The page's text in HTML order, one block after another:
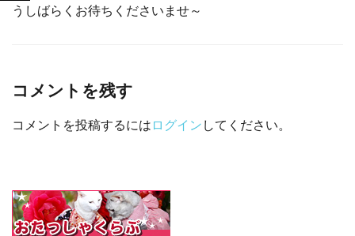
うしばらくお待ちくださいませ～
コメントを残す
コメントを投稿するには ログイン してください。